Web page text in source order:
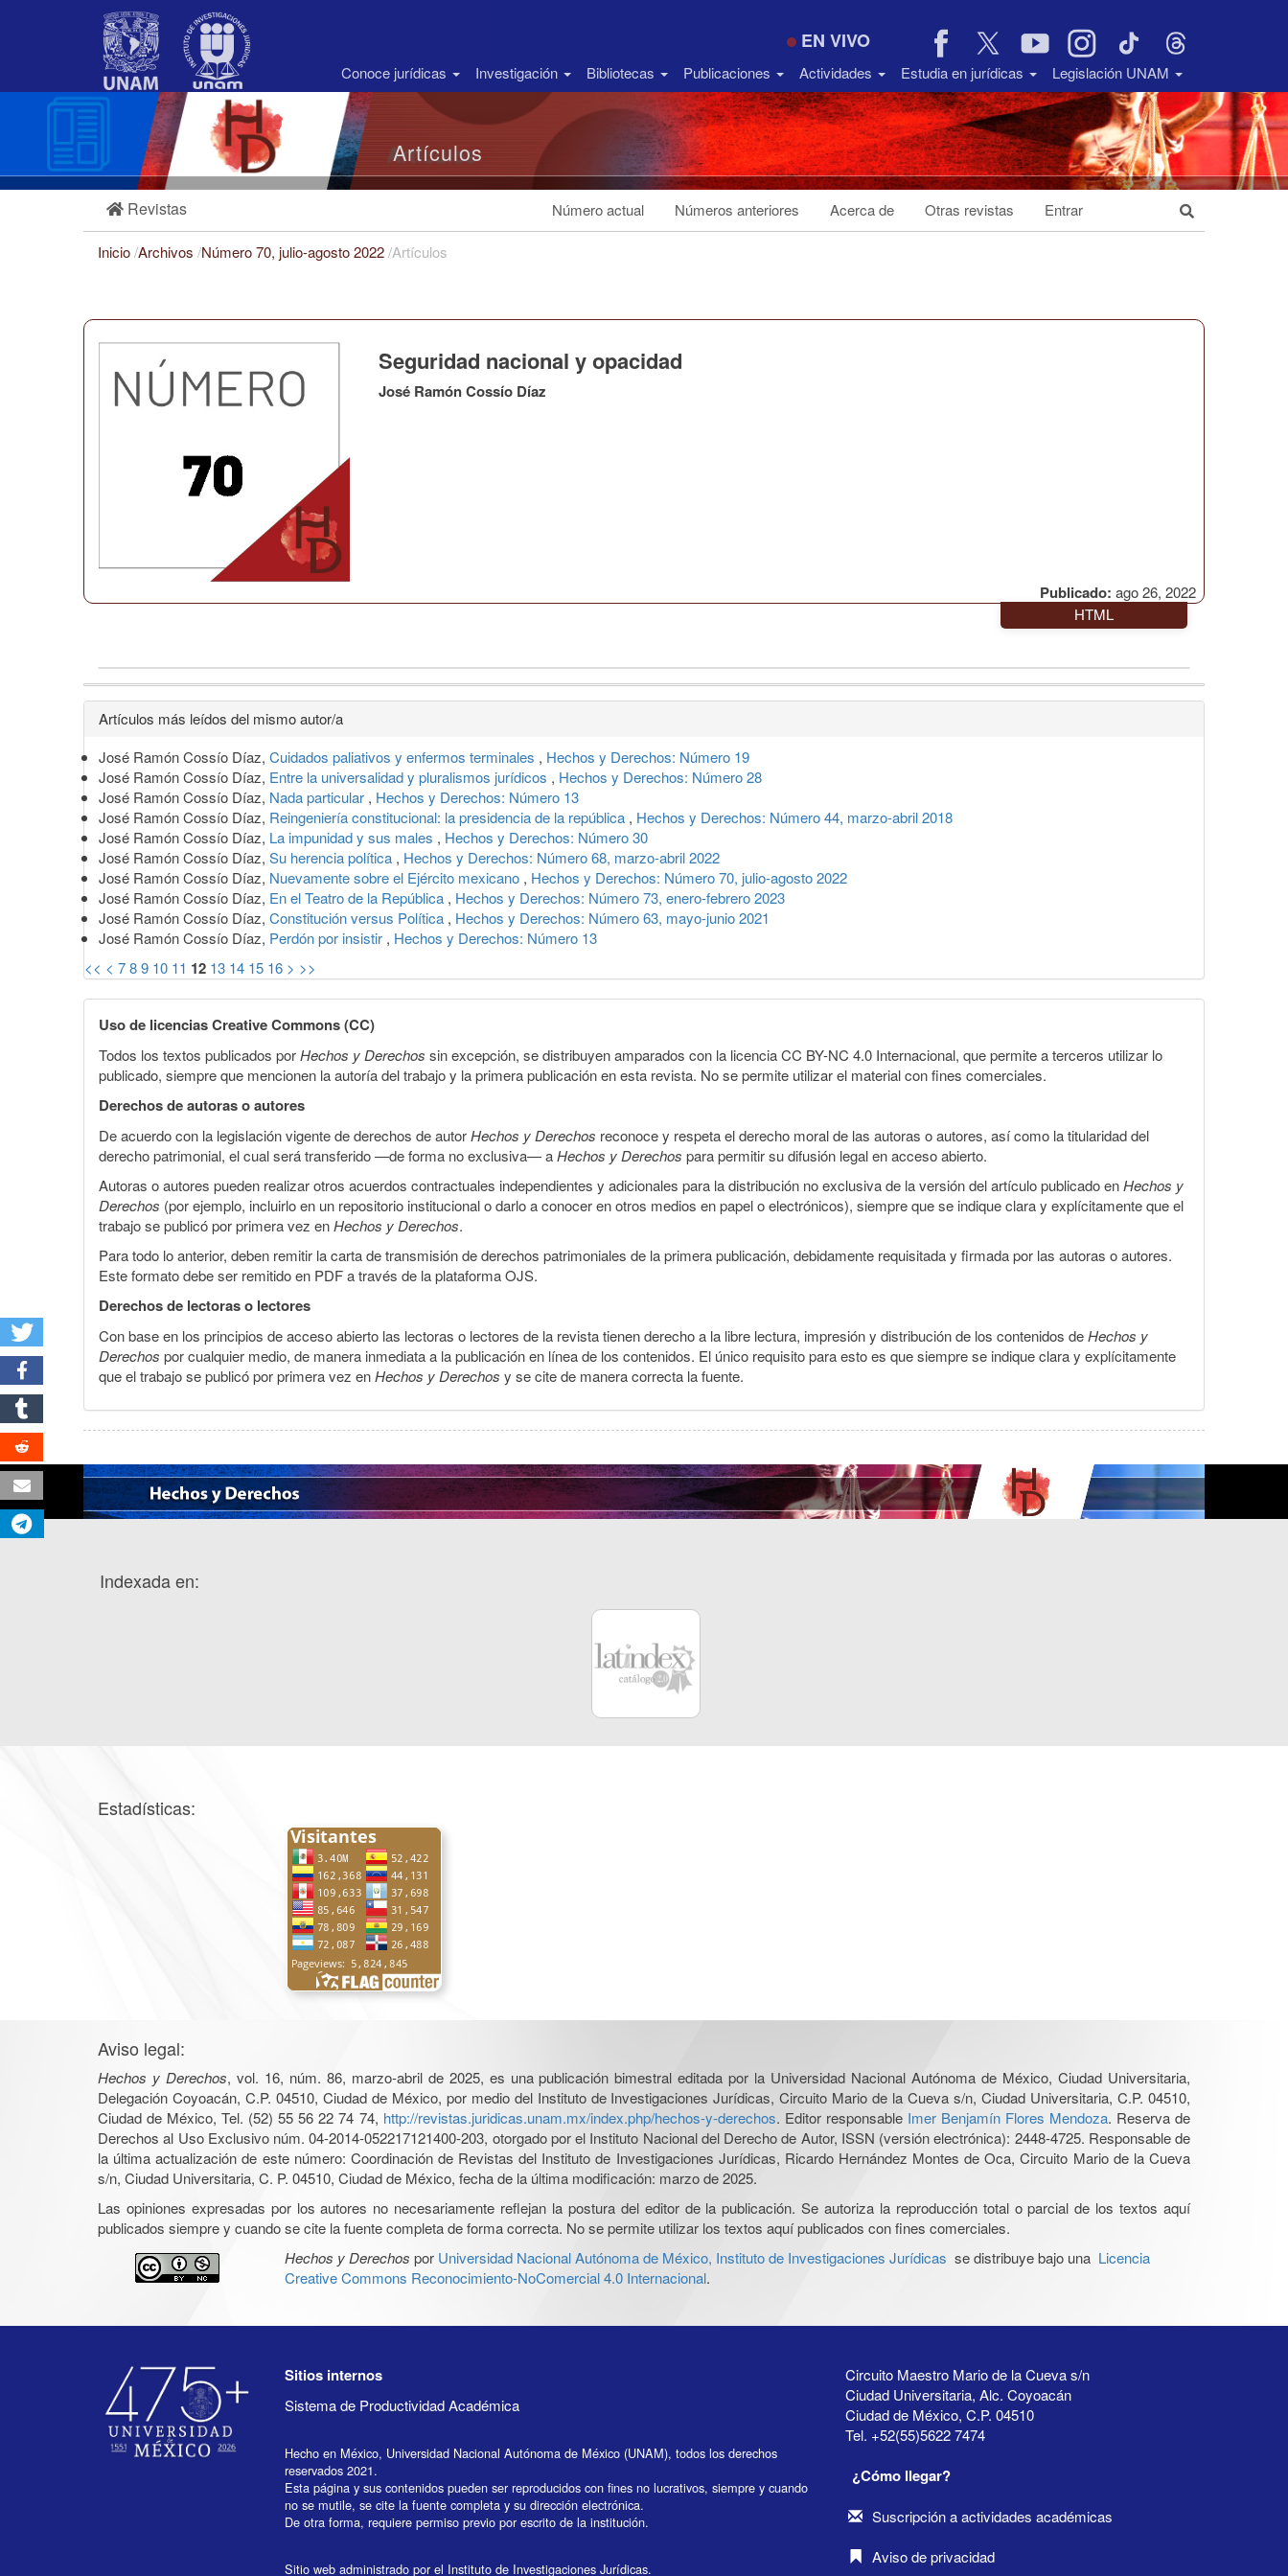
Barra
EN VIVO
Conoce jurídicas Investigación Bibliotecas Publicaciones Actividades Estudia en jurídicas Legislación UNAM
Artículos
Revistas Número actual Números anteriores Acerca de Otras revistas Entrar
Inicio/Archivos /Número 70, julio-agosto 2022/Artículos
Publicado: ago 26, 2022
Seguridad nacional y opacidad
José Ramón Cossío Díaz
HTML
Detalles
del
artículo
Artículos más leídos del mismo autor/a
José Ramón Cossío Díaz, Cuidados paliativos y enfermos terminales , Hechos y Derechos: Número 19
José Ramón Cossío Díaz, Entre la universalidad y pluralismos jurídicos , Hechos y Derechos: Número 28
José Ramón Cossío Díaz, Nada particular , Hechos y Derechos: Número 13
José Ramón Cossío Díaz, Reingeniería constitucional: la presidencia de la república , Hechos y Derechos: Número 44, marzo-abril 2018
José Ramón Cossío Díaz, La impunidad y sus males , Hechos y Derechos: Número 30
José Ramón Cossío Díaz, Su herencia política , Hechos y Derechos: Número 68, marzo-abril 2022
José Ramón Cossío Díaz, Nuevamente sobre el Ejército mexicano , Hechos y Derechos: Número 70, julio-agosto 2022
José Ramón Cossío Díaz, En el Teatro de la República , Hechos y Derechos: Número 73, enero-febrero 2023
José Ramón Cossío Díaz, Constitución versus Política , Hechos y Derechos: Número 63, mayo-junio 2021
José Ramón Cossío Díaz, Perdón por insistir , Hechos y Derechos: Número 13
<< < 789 10 11 12 13 14 15 16 > >>
Uso de licencias Creative Commons (CC)
Todos los textos publicados porHechos y Derechos sin excepción, se distribuyen amparados con la licencia CC BY-NC 4.0 Internacional, que permite a terceros utilizar lo
publicado, siempre que mencionen la autoría del trabajo y la primera publicación en esta revista. No se permite utilizar el material con fines comerciales.
Derechos de autoras o autores
De acuerdo con la legislación vigente de derechos de autorHechos y Derechos reconoce y respeta el derecho moral de las autoras o autores, así como la titularidad del
derecho patrimonial, el cual será transferido —de forma no exclusiva— aHechos y Derechos para permitir su difusión legal en acceso abierto.
Autoras o autores pueden realizar otros acuerdos contractuales independientes y adicionales para la distribución no exclusiva de la versión del artículo publicado enHechos y
Derechos (por ejemplo, incluirlo en un repositorio institucional o darlo a conocer en otros medios en papel o electrónicos), siempre que se indique clara y explícitamente que el
trabajo se publicó por primera vez enHechos y Derechos.
Para todo lo anterior, deben remitir la carta de transmisión de derechos patrimoniales de la primera publicación, debidamente requisitada y firmada por las autoras o autores.
Este formato debe ser remitido en PDF a través de la plataforma OJS.
Derechos de lectoras o lectores
Con base en los principios de acceso abierto las lectoras o lectores de la revista tienen derecho a la libre lectura, impresión y distribución de los contenidos deHechos y
Derechos por cualquier medio, de manera inmediata a la publicación en línea de los contenidos. El único requisito para esto es que siempre se indique clara y explícitamente
que el trabajo se publicó por primera vez enHechos y Derechos y se cite de manera correcta la fuente.
Indexada en:
Estadísticas:
Aviso legal:
Hechos y Derechos, vol. 16, núm. 86, marzo-abril de 2025, es una publicación bimestral editada por la Universidad Nacional Autónoma de México, Ciudad Universitaria,
Delegación Coyoacán, C.P. 04510, Ciudad de México, por medio del Instituto de Investigaciones Jurídicas, Circuito Mario de la Cueva s/n, Ciudad Universitaria, C.P. 04510,
Ciudad de México, Tel. (52) 55 56 22 74 74, http://revistas.juridicas.unam.mx/index.php/hechos-y-derechos. Editor responsable Imer Benjamín Flores Mendoza. Reserva de
Derechos al Uso Exclusivo núm. 04-2014-052217121400-203, otorgado por el Instituto Nacional del Derecho de Autor, ISSN (versión electrónica): 2448-4725. Responsable de
la última actualización de este número: Coordinación de Revistas del Instituto de Investigaciones Jurídicas, Ricardo Hernández Montes de Oca, Circuito Mario de la Cueva
s/n, Ciudad Universitaria, C. P. 04510, Ciudad de México, fecha de la última modificación: marzo de 2025.
Las opiniones expresadas por los autores no necesariamente reflejan la postura del editor de la publicación. Se autoriza la reproducción total o parcial de los textos aquí
publicados siempre y cuando se cite la fuente completa de forma correcta. No se permite utilizar los textos aquí publicados con fines comerciales.
Hechos y Derechos por Universidad Nacional Autónoma de México, Instituto de Investigaciones Jurídicas se distribuye bajo una Licencia
Creative Commons Reconocimiento-NoComercial 4.0 Internacional.
Sitios internos
Sistema de Productividad Académica
Hecho en México, Universidad Nacional Autónoma de México (UNAM), todos los derechos
reservados 2021.
Esta página y sus contenidos pueden ser reproducidos con fines no lucrativos, siempre y cuando
no se mutile, se cite la fuente completa y su dirección electrónica.
De otra forma, requiere permiso previo por escrito de la institución.
Sitio web administrado por el Instituto de Investigaciones Jurídicas.
Circuito Maestro Mario de la Cueva s/n
Ciudad Universitaria, Alc. Coyoacán
Ciudad de México, C.P. 04510
Tel. +52(55)5622 7474
¿Cómo llegar?
Suscripción a actividades académicas
Aviso de privacidad